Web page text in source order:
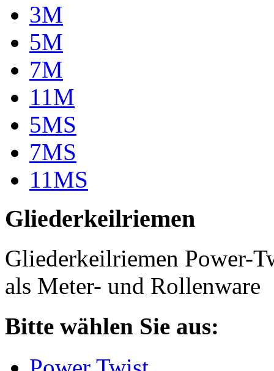
3M
5M
7M
11M
5MS
7MS
11MS
Gliederkeilriemen
Gliederkeilriemen Power-
als Meter- und Rollenware
Bitte wählen Sie aus: